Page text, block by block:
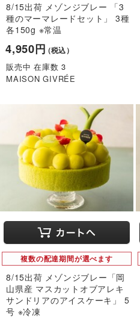
8/15出荷 メゾンジブレー 「3
種のマーマレードセット」 3種
各150g ※常温
4,950円（税込）
販売中 在庫数 3
MAISON GIVRÉE
複数の配達期間が選べます
8/15出荷 メゾンジブレー「岡
山県産 マスカットオブアレキ
サンドリアのアイスケーキ」 5
号 ※冷凍